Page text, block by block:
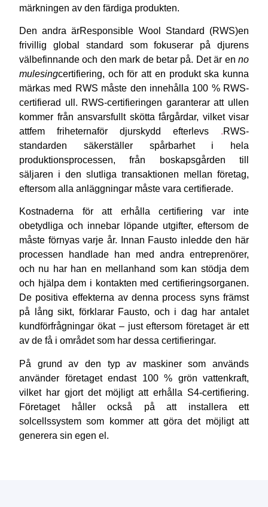
märkningen av den färdiga produkten.
Den andra ärResponsible Wool Standard (RWS)en
frivillig global standard som fokuserar på djurens
välbefinnande och den mark de betar på. Det är en no
mulesingcertifiering, och för att en produkt ska kunna
märkas med RWS måste den innehålla 100 % RWS-
certifierad ull. RWS-certifieringen garanterar att ullen
kommer från ansvarsfullt skötta fårgårdar, vilket visar
attfem friheternaför djurskydd efterlevs .RWS-
standarden säkerställer spårbarhet i hela
produktionsprocessen, från boskapsgården till
säljaren i den slutliga transaktionen mellan företag,
eftersom alla anläggningar måste vara certifierade.
Kostnaderna för att erhålla certifiering var inte
obetydliga och innebar löpande utgifter, eftersom de
måste förnyas varje år. Innan Fausto inledde den här
processen handlade han med andra entreprenörer,
och nu har han en mellanhand som kan stödja dem
och hjälpa dem i kontakten med certifieringsorganen.
De positiva effekterna av denna process syns främst
på lång sikt, förklarar Fausto, och i dag har antalet
kundförfrågningar ökat – just eftersom företaget är ett
av de få i området som har dessa certifieringar.
På grund av den typ av maskiner som används
använder företaget endast 100 % grön vattenkraft,
vilket har gjort det möjligt att erhålla S4-certifiering.
Företaget håller också på att installera ett
solcellssystem som kommer att göra det möjligt att
generera sin egen el.